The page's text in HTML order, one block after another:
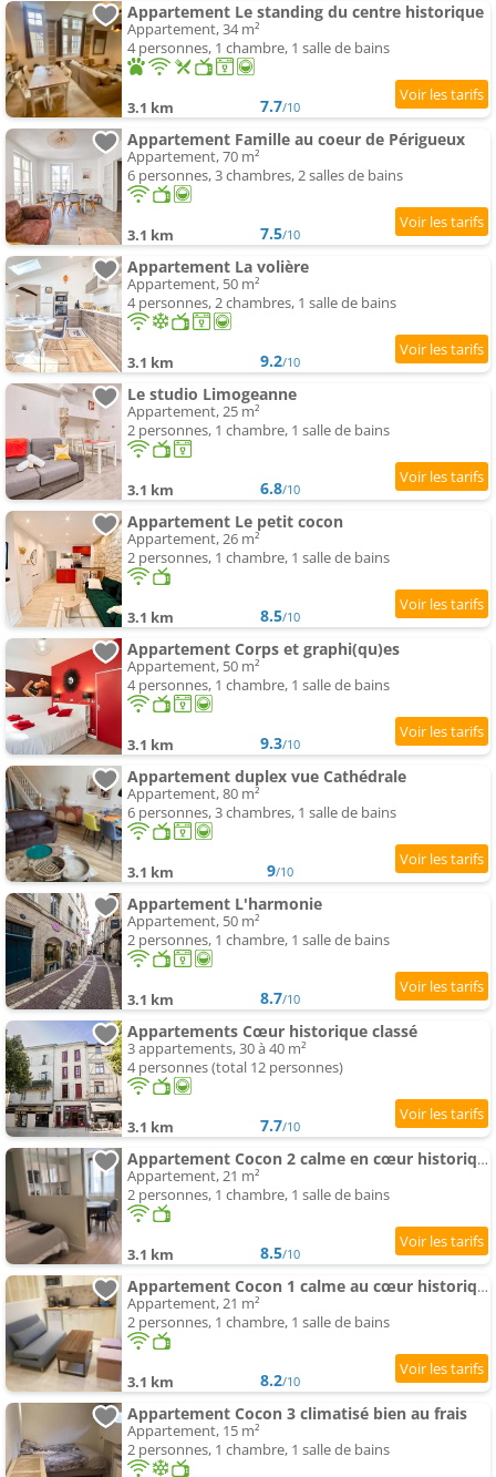
Appartement Le standing du centre historique
Appartement, 34 m²
4 personnes, 1 chambre, 1 salle de bains
3.1 km 7.7/10
Appartement Famille au coeur de Périgueux
Appartement, 70 m²
6 personnes, 3 chambres, 2 salles de bains
3.1 km 7.5/10
Appartement La volière
Appartement, 50 m²
4 personnes, 2 chambres, 1 salle de bains
3.1 km 9.2/10
Le studio Limogeanne
Appartement, 25 m²
2 personnes, 1 chambre, 1 salle de bains
3.1 km 6.8/10
Appartement Le petit cocon
Appartement, 26 m²
2 personnes, 1 chambre, 1 salle de bains
3.1 km 8.5/10
Appartement Corps et graphi(qu)es
Appartement, 50 m²
4 personnes, 1 chambre, 1 salle de bains
3.1 km 9.3/10
Appartement duplex vue Cathédrale
Appartement, 80 m²
6 personnes, 3 chambres, 1 salle de bains
3.1 km 9/10
Appartement L'harmonie
Appartement, 50 m²
2 personnes, 1 chambre, 1 salle de bains
3.1 km 8.7/10
Appartements Cœur historique classé
3 appartements, 30 à 40 m²
4 personnes (total 12 personnes)
3.1 km 7.7/10
Appartement Cocon 2 calme en cœur historique
Appartement, 21 m²
2 personnes, 1 chambre, 1 salle de bains
3.1 km 8.5/10
Appartement Cocon 1 calme au cœur historique
Appartement, 21 m²
2 personnes, 1 chambre, 1 salle de bains
3.1 km 8.2/10
Appartement Cocon 3 climatisé bien au frais
Appartement, 15 m²
2 personnes, 1 chambre, 1 salle de bains